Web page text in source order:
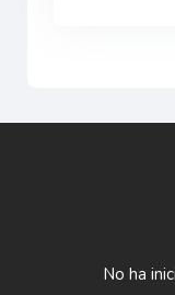
No ha